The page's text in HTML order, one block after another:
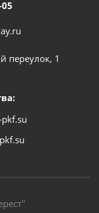
переулок, 1